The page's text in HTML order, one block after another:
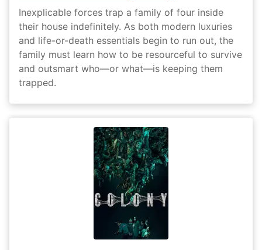
Inexplicable forces trap a family of four inside
their house indefinitely. As both modern luxuries
and life-or-death essentials begin to run out, the
family must learn how to be resourceful to survive
and outsmart who—or what—is keeping them
trapped.